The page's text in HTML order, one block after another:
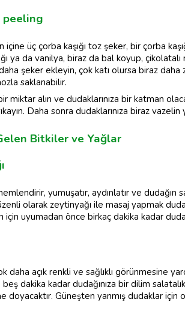
peeling
içine üç çorba kaşığı toz şeker, bir çorba
ya da vanilya, biraz da bal koyup, çikolatalı
daha şeker ekleyin, çok katı olursa biraz
saklanabilir.
miktar alın ve dudaklarınıza bir katman
Daha sonra dudaklarınıza biraz
Bitkiler ve Yağlar
yumuşatır, aydınlatır ve dudağın
olarak zeytinyağı ile masaj yapmak
için uyumadan önce birkaç dakika kadar
daha açık renkli ve sağlıklı görünmesine
dakika kadar dudağınıza bir dilim
doyacaktır. Güneşten yanmış dudaklar için